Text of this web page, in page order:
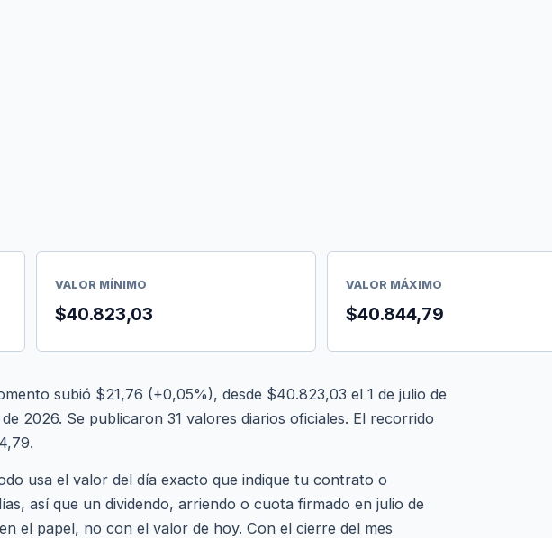
VALOR MÍNIMO
$40.823,03
VALOR MÁXIMO
$40.844,79
subió $21,76 (+0,05%), desde $40.823,03 el 1 de julio de
2026. Se publicaron 31 valores diarios oficiales. El recorrido
usa el valor del día exacto que indique tu contrato o
así que un dividendo, arriendo o cuota firmado en julio de
el papel, no con el valor de hoy. Con el cierre del mes